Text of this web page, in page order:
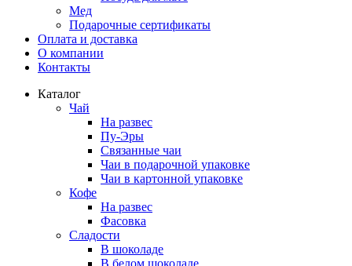
Мед
Подарочные сертификаты
Оплата и доставка
О компании
Контакты
Каталог
Чай
На развес
Пу-Эры
Связанные чаи
Чаи в подарочной упаковке
Чаи в картонной упаковке
Кофе
На развес
Фасовка
Сладости
В шоколаде
В белом шоколаде